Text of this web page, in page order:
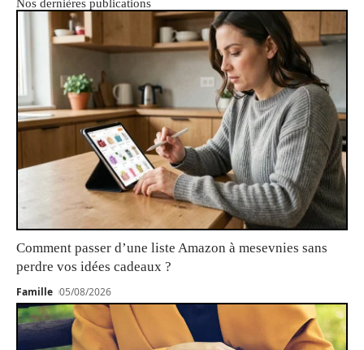
Nos dernières publications
Comment passer d’une liste Amazon à mesevnies sans
perdre vos idées cadeaux ?
Famille 05/08/2026